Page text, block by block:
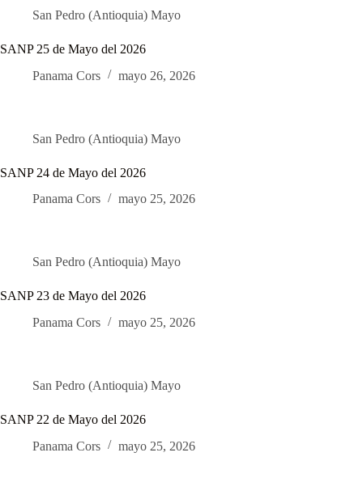
San Pedro (Antioquia) Mayo
SANP 25 de Mayo del 2026
Panama Cors
mayo 26, 2026
San Pedro (Antioquia) Mayo
SANP 24 de Mayo del 2026
Panama Cors
mayo 25, 2026
San Pedro (Antioquia) Mayo
SANP 23 de Mayo del 2026
Panama Cors
mayo 25, 2026
San Pedro (Antioquia) Mayo
SANP 22 de Mayo del 2026
Panama Cors
mayo 25, 2026